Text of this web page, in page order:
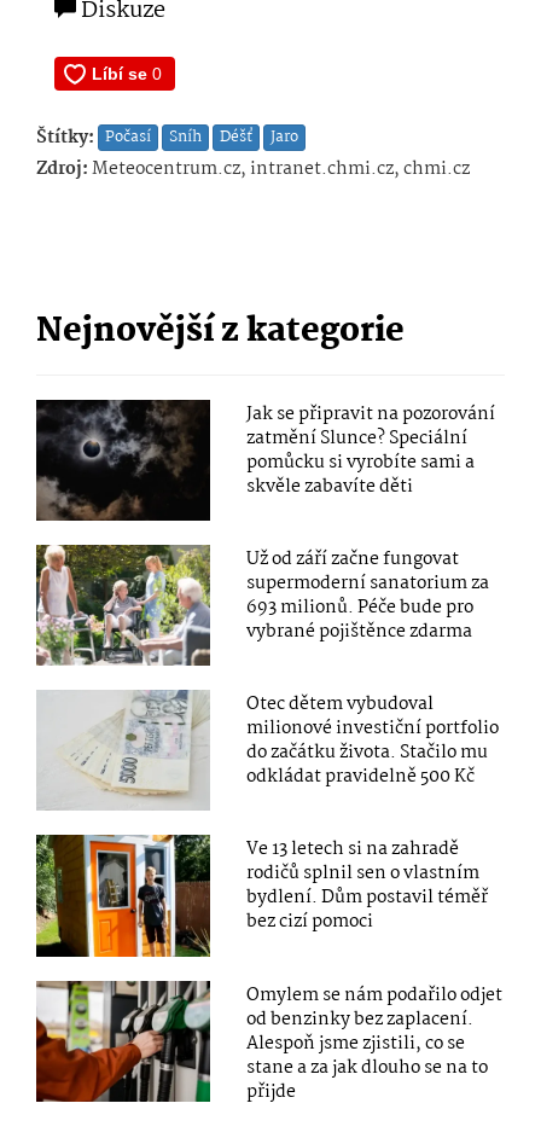
Diskuze
Štítky: Počasí Sníh Déšť Jaro
Zdroj:Meteocentrum.cz, intranet.chmi.cz, chmi.cz
Nejnovější z kategorie
Jak se připravit na pozorování
zatmění Slunce? Speciální
pomůcku si vyrobíte sami a
skvěle zabavíte děti
Už od září začne fungovat
supermoderní sanatorium za
693 milionů. Péče bude pro
vybrané pojištěnce zdarma
Otec dětem vybudoval
milionové investiční portfolio
do začátku života. Stačilo mu
odkládat pravidelně 500 Kč
Ve 13 letech si na zahradě
rodičů splnil sen o vlastním
bydlení. Dům postavil téměř
bez cizí pomoci
Omylem se nám podařilo odjet
od benzinky bez zaplacení.
Alespoň jsme zjistili, co se
stane a za jak dlouho se na to
přijde